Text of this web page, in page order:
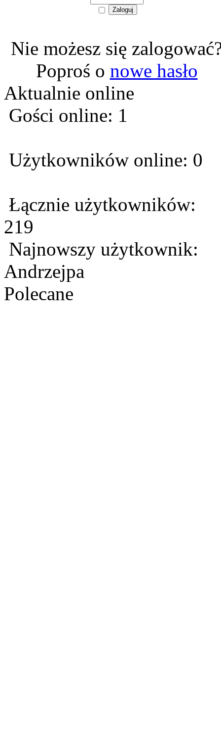
Nie możesz się
Poproś o nowe hasło
Aktualnie online
Gości online: 1
Użytkowników online: 0
Łącznie użytkowników:
219
Najnowszy użytkownik:
Andrzejpa
Polecane